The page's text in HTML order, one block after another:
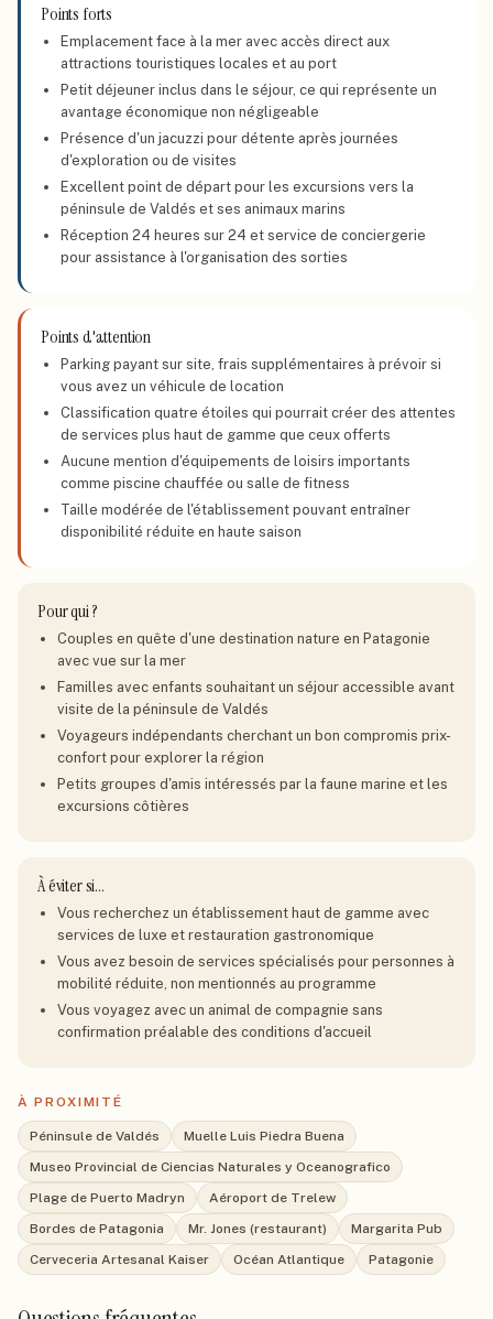
Points forts
Emplacement face à la mer avec accès direct aux
attractions touristiques locales et au port
Petit déjeuner inclus dans le séjour, ce qui représente un
avantage économique non négligeable
Présence d'un jacuzzi pour détente après journées
d'exploration ou de visites
Excellent point de départ pour les excursions vers la
péninsule de Valdés et ses animaux marins
Réception 24 heures sur 24 et service de conciergerie
pour assistance à l'organisation des sorties
Points d'attention
Parking payant sur site, frais supplémentaires à prévoir si
vous avez un véhicule de location
Classification quatre étoiles qui pourrait créer des attentes
de services plus haut de gamme que ceux offerts
Aucune mention d'équipements de loisirs importants
comme piscine chauffée ou salle de fitness
Taille modérée de l'établissement pouvant entraîner
disponibilité réduite en haute saison
Pour qui ?
Couples en quête d'une destination nature en Patagonie
avec vue sur la mer
Familles avec enfants souhaitant un séjour accessible avant
visite de la péninsule de Valdés
Voyageurs indépendants cherchant un bon compromis prix-
confort pour explorer la région
Petits groupes d'amis intéressés par la faune marine et les
excursions côtières
À éviter si…
Vous recherchez un établissement haut de gamme avec
services de luxe et restauration gastronomique
Vous avez besoin de services spécialisés pour personnes à
mobilité réduite, non mentionnés au programme
Vous voyagez avec un animal de compagnie sans
confirmation préalable des conditions d'accueil
À PROXIMITÉ
Péninsule de Valdés
Muelle Luis Piedra Buena
Museo Provincial de Ciencias Naturales y Oceanografico
Plage de Puerto Madryn
Aéroport de Trelew
Bordes de Patagonia
Mr. Jones (restaurant)
Margarita Pub
Cerveceria Artesanal Kaiser
Océan Atlantique Patagonie